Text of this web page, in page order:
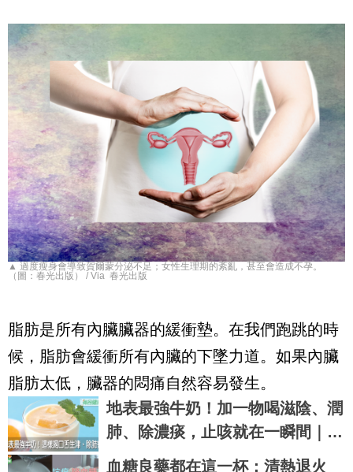
▲ 過度瘦身會導致賀爾蒙分泌不足；女性生理期的紊亂，甚至會造成不孕。
（圖：春光出版） / Via 春光出版
脂肪是所有內臟臟器的緩衝墊。在我們跑跳的時
候，脂肪會緩衝所有內臟的下墜力道。如果內臟
脂肪太低，臟器的悶痛自然容易發生。
地表最強牛奶！加一物喝滋陰、潤
肺、除濃痰，止咳就在一瞬間｜每
日健康 Health
血糖良藥都在這一杯：清熱退火